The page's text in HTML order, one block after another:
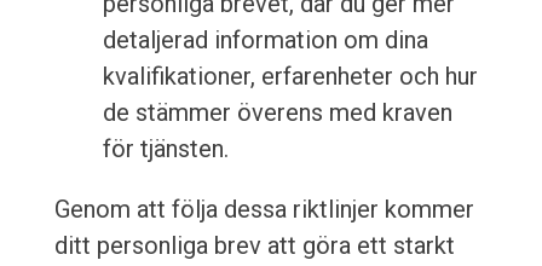
detaljerad information om dina
kvalifikationer, erfarenheter och hur
de stämmer överens med kraven
för tjänsten.
Genom att följa dessa riktlinjer kommer
ditt personliga brev att göra ett starkt